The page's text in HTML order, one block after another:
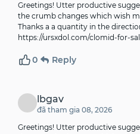
Greetings! Utter productive
the crumb changes which wish
Thanks a a quantity in the
https://ursxdol.com/clomid-for-
0 Reply
lbgav
đã tham gia 08, 2026
Greetings! Utter productive